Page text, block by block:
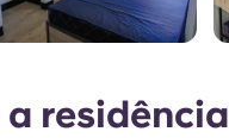
residência